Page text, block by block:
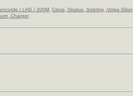
/ LHS / 300M ,Cirrus, Stratus, Sebring, Volga Siber,
Charger,